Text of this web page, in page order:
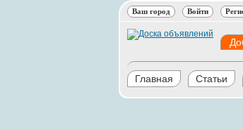
Ваш город Войти
Главная Статьи